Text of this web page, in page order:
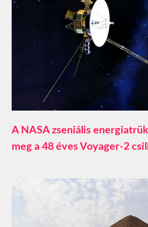
A NASA zseniális
meg a 48 éves Voyager-2